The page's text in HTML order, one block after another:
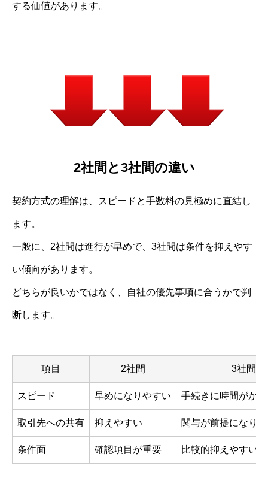
する価値があります。
2社間と3社間の違い
契約方式の理解は、スピードと手数料の見極めに直結し
ます。
一般に、2社間は進行が早めで、3社間は条件を抑えやす
い傾向があります。
どちらが良いかではなく、自社の優先事項に合うかで判
断します。
項目 2社間 3社間
スピード 早めになりやすい 手続きに時間がか
取引先への共有 抑えやすい 関与が前提になり
条件面 確認項目が重要 比較的抑えやすい